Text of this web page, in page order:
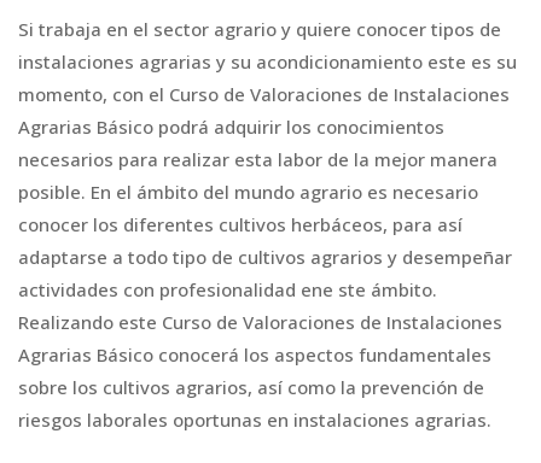
Si trabaja en el sector agrario y quiere conocer tipos de
instalaciones agrarias y su acondicionamiento este es su
momento, con el Curso de Valoraciones de Instalaciones
Agrarias Básico podrá adquirir los conocimientos
necesarios para realizar esta labor de la mejor manera
posible. En el ámbito del mundo agrario es necesario
conocer los diferentes cultivos herbáceos, para así
adaptarse a todo tipo de cultivos agrarios y desempeñar
actividades con profesionalidad ene ste ámbito.
Realizando este Curso de Valoraciones de Instalaciones
Agrarias Básico conocerá los aspectos fundamentales
sobre los cultivos agrarios, así como la prevención de
riesgos laborales oportunas en instalaciones agrarias.